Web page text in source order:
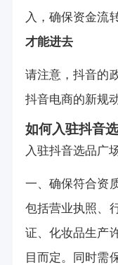
入，确保资金流
才能进去
请注意，抖音的
抖音电商的新规
如何入驻抖音
入驻抖音选品广
一、确保符合资
包括营业执照、
证、化妆品生产
目而定。同时需